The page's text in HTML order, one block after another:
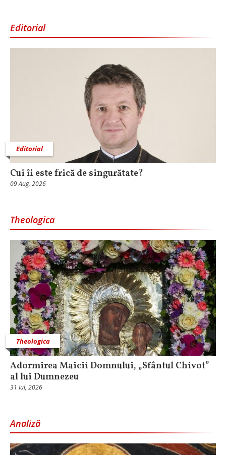
Editorial
Editorial
Cui îi este frică de singurătate?
09 Aug, 2026
Theologica
Theologica
Adormirea Maicii Domnului, „Sfântul Chivot”
al lui Dumnezeu
31 Iul, 2026
Analiză